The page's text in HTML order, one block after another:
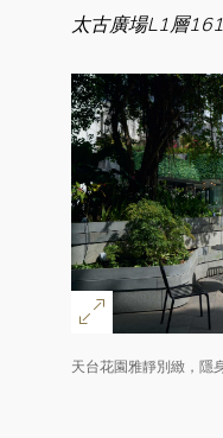
太古廣場L1層
天台花園雅靜別緻，隱